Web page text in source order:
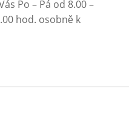
Po – Pá od 8.00 –
hod. osobně k